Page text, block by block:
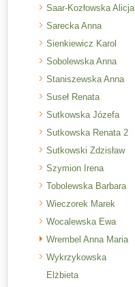
Saar-Kozłowska Alicja
Sarecka Anna
Sienkiewicz Karol
Sobolewska Anna
Staniszewska Anna
Suseł Renata
Sutkowska Józefa
Sutkowska Renata 2
Sutkowski Zdzisław
Szymion Irena
Tobolewska Barbara
Wieczorek Marek
Wocalewska Ewa
Wrembel Anna Maria
Wykrzykowska
Elżbieta